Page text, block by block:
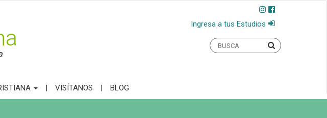
Ingresa a tus Estudios
VISÍTANOS BLOG